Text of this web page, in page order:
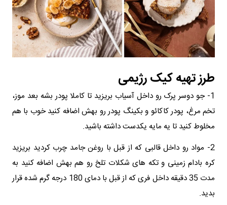
طرز تهیه کیک رژیمی
1- جو دوسر پرک رو داخل آسیاب بریزید تا کاملا پودر بشه بعد موز،
تخم مرغ، پودر کاکائو و بکینگ پودر رو بهش اضافه کنید خوب با هم
مخلوط کنید تا یه مایه یکدست داشته باشید.
2- مواد رو داخل قالبی که از قبل با روغن جامد چرب کردید بریزید
کره بادام زمینی و تکه های شکلات تلخ رو هم بهش اضافه کنید به
مدت 35 دقیقه داخل فری که از قبل با دمای 180 درجه گرم شده قرار
بدید.